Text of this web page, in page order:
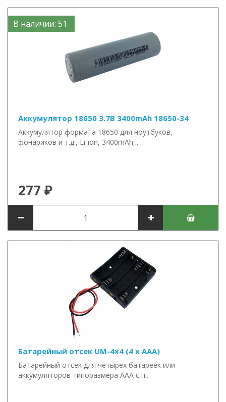
В наличии: 51
Аккумулятор 18650 3.7В 3400mAh 18650-34
Аккумулятор формата 18650 для ноутбуков,
фонариков и т.д., Li-ion, 3400mAh,..
277 ₽
Батарейный отсек UM-4x4 (4 x AAA)
Батарейный отсек для четырех батареек или
аккумуляторов типоразмера ААА с п..